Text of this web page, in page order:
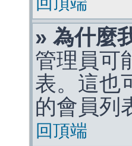
» 為什麼
管理員可
表。這也
的會員列
回頂端